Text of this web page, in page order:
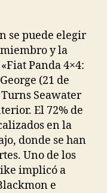
se puede elegir
y la
Panda 4×4:
(21 de
Seawater
El 72% de
en la
donde se han
Uno de los
implicó a
e